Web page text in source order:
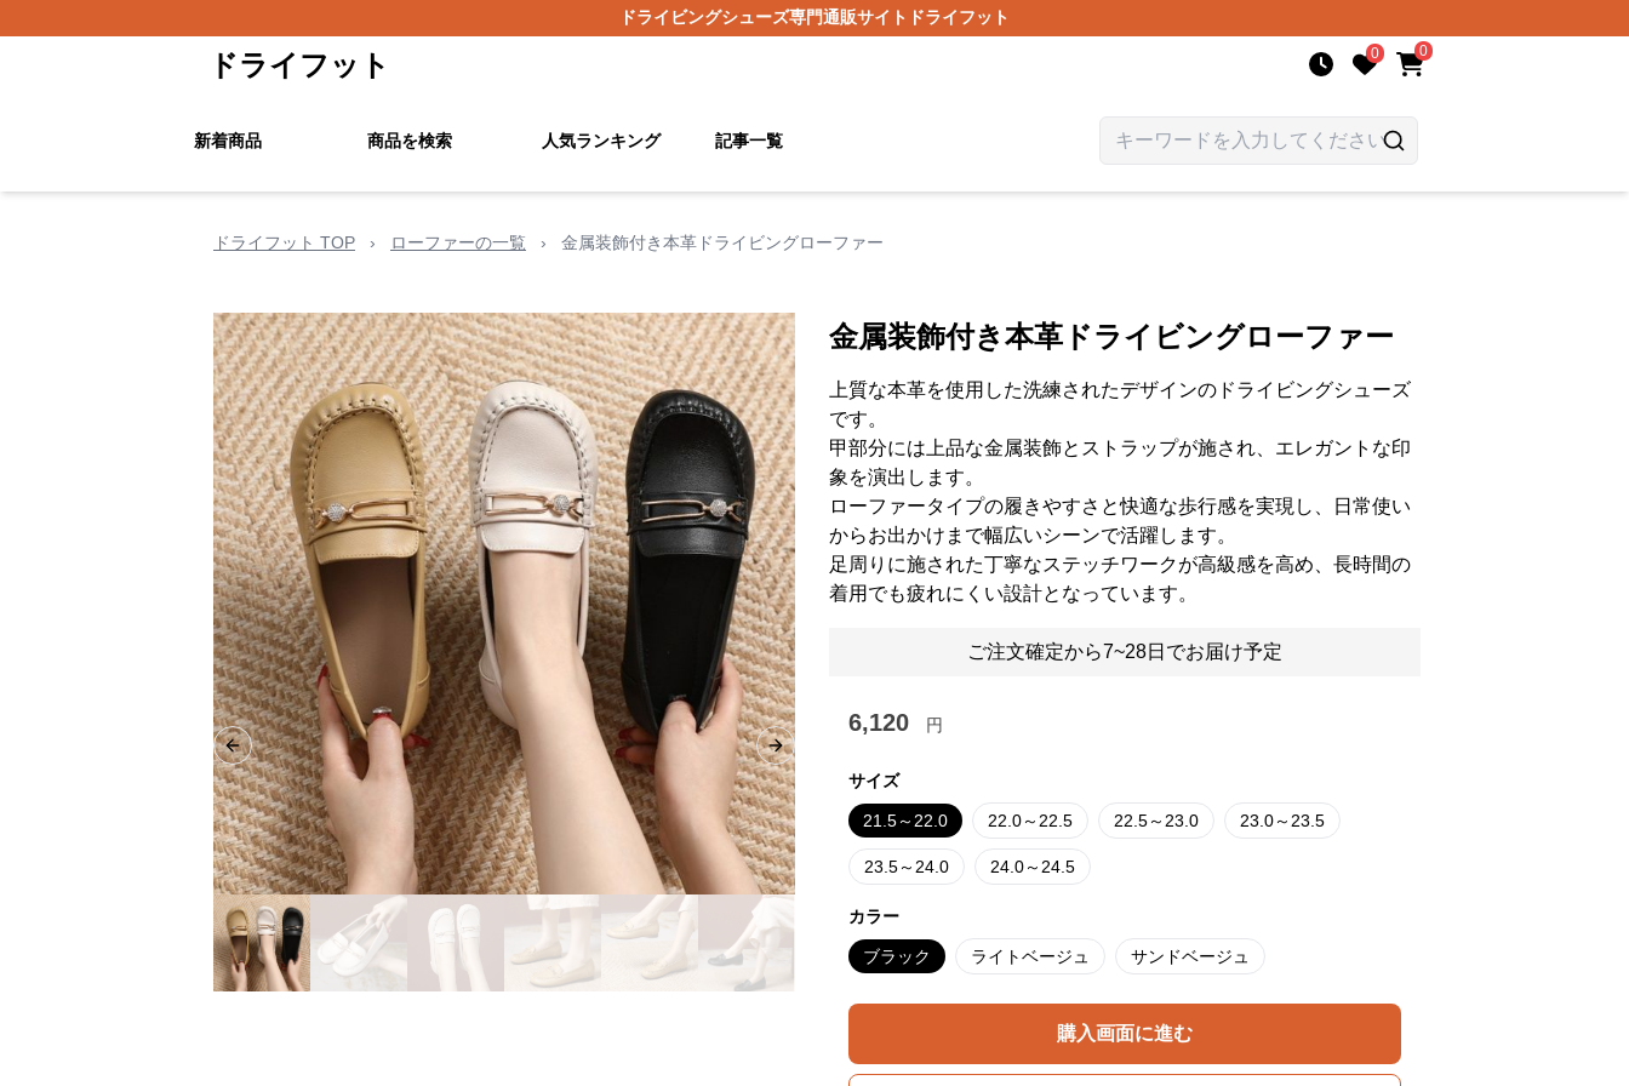
ドライビングシューズ専門通販サイト ドライフット
ドライフット 0 0
新着商品 商品を検索 人気ランキング 記事一覧
ドライフット TOP › ローファーの一覧 › 金属装飾付き本革ドライビングローファー
Previous slide Next slide
金属装飾付き本革ドライビングローファー
上質な本革を使用した洗練されたデザインのドライビングシューズ
です。
甲部分には上品な金属装飾とストラップが施され、エレガントな印
象を演出します。
ローファータイプの履きやすさと快適な歩行感を実現し、日常使い
からお出かけまで幅広いシーンで活躍します。
足周りに施された丁寧なステッチワークが高級感を高め、長時間の
着用でも疲れにくい設計となっています。
ご注文確定から7~28日でお届け予定
6,120 円
サイズ
21.5～22.0 22.0～22.5 22.5～23.0 23.0～23.5
23.5～24.0 24.0～24.5
カラー
ブラック ライトベージュ サンドベージュ
購入画面に進む